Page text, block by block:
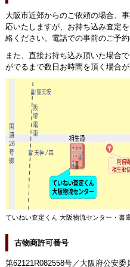
大阪市近郊からのご依頼の場合、
応いたしますが、お持ち込み査定
絡ください。電話での事前のご予
また、直接お持ち込み頂いた場合
がでるまで数日お時間を頂く場合が
ていねい査定くん 大阪物流センター・書
古物商許可番号
第62121R082558号／大阪府公安委